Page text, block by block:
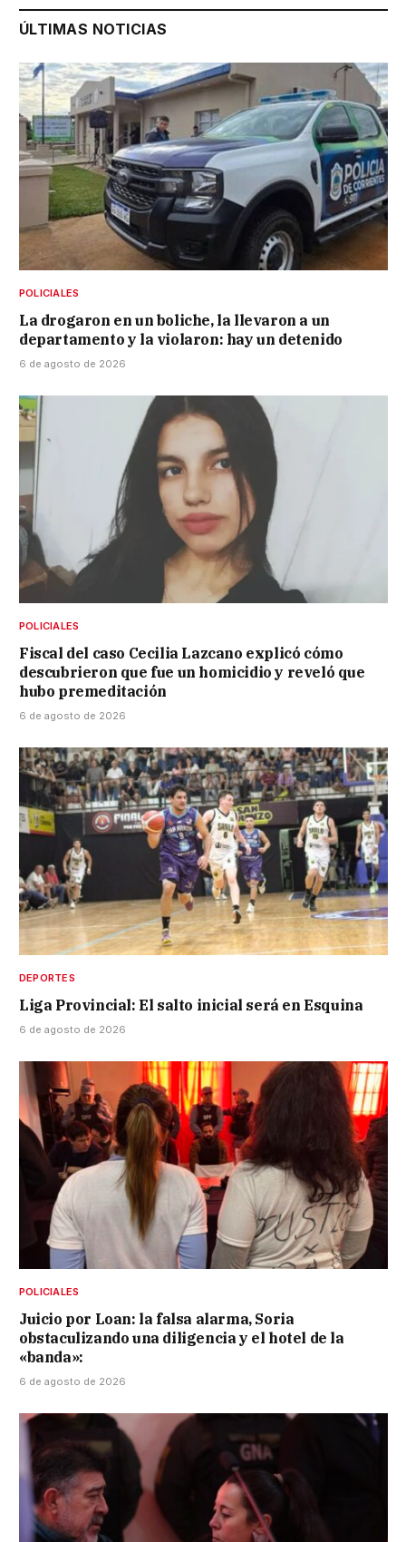
ÚLTIMAS NOTICIAS
POLICIALES
La drogaron en un boliche, la llevaron a un
departamento y la violaron: hay un detenido
6 de agosto de 2026
POLICIALES
Fiscal del caso Cecilia Lazcano explicó cómo
descubrieron que fue un homicidio y reveló que
hubo premeditación
6 de agosto de 2026
DEPORTES
Liga Provincial: El salto inicial será en Esquina
6 de agosto de 2026
POLICIALES
Juicio por Loan: la falsa alarma, Soria
obstaculizando una diligencia y el hotel de la
«banda»:
6 de agosto de 2026